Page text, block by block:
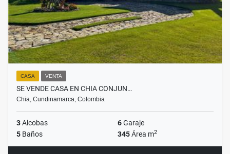
CASA VENTA
SE VENDE CASA EN CHIA CONJUN…
Chia, Cundinamarca, Colombia
3Alcobas 6Garaje
5 Baños 345Área m2